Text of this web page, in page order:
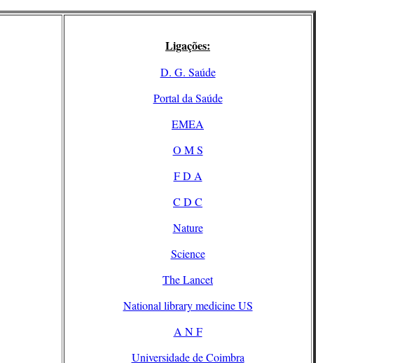
Ligações:
D. G. Saúde
Portal da Saúde
EMEA
O M S
F D A
C D C
Nature
Science
The Lancet
National library medicine US
A N F
Universidade de Coimbra